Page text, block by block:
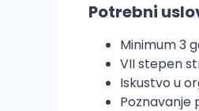
Potrebni
Minimum 3
VII stepen
Iskustvo u